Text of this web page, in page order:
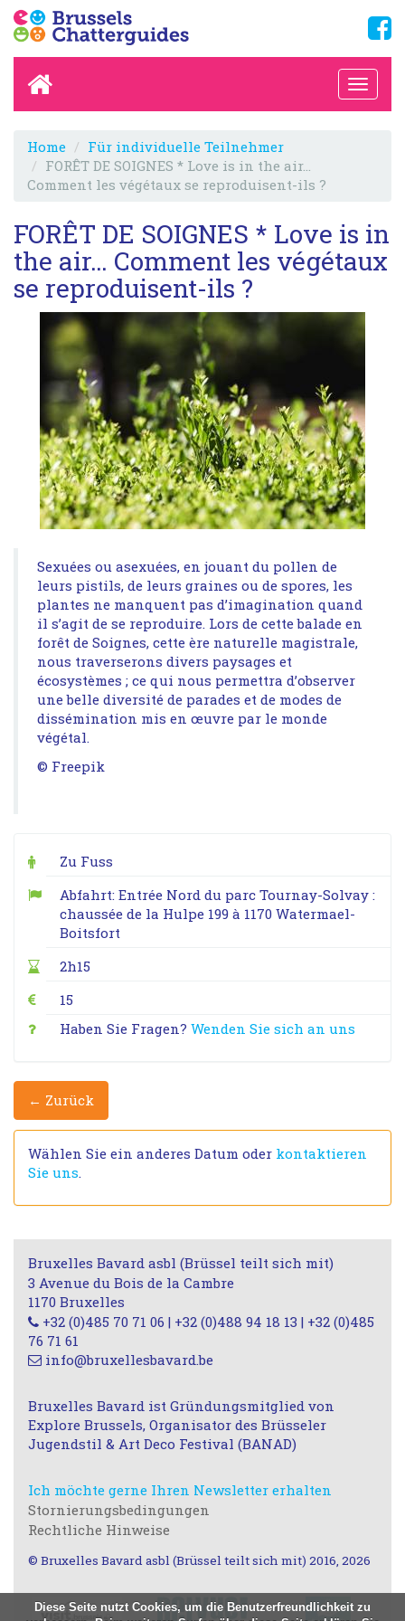
Home
Für individuelle Teilnehmer
FORÊT DE SOIGNES * Love is in the air…
Comment les végétaux se reproduisent-ils ?
FORÊT DE SOIGNES * Love is in
the air… Comment les végétaux
se reproduisent-ils ?
Sexuées ou asexuées, en jouant du pollen de
leurs pistils, de leurs graines ou de spores, les
plantes ne manquent pas d’imagination quand
il s’agit de se reproduire. Lors de cette balade en
forêt de Soignes, cette ère naturelle magistrale,
nous traverserons divers paysages et
écosystèmes ; ce qui nous permettra d’observer
une belle diversité de parades et de modes de
dissémination mis en œuvre par le monde
végétal.
© Freepik
Zu Fuss
Abfahrt: Entrée Nord du parc Tournay-Solvay :
chaussée de la Hulpe 199 à 1170 Watermael-
Boitsfort
2h15
15
Haben Sie Fragen? Wenden Sie sich an uns
← Zurück
Wählen Sie ein anderes Datum oder kontaktieren
Sie uns
Bruxelles Bavard asbl (Brüssel teilt sich mit)
3 Avenue du Bois de la Cambre
1170 Bruxelles
+32 (0)485 70 71 06 | +32 (0)488 94 18 13 | +32 (0)485
76 71 61
info@bruxellesbavard.be
Bruxelles Bavard ist Gründungsmitglied von
Explore Brussels, Organisator des Brüsseler
Jugendstil & Art Deco Festival (BANAD)
Ich möchte gerne Ihren Newsletter erhalten
Stornierungsbedingungen
Rechtliche Hinweise
© Bruxelles Bavard asbl (Brüssel teilt sich mit) 2016, 2026
Diese Seite nutzt Cookies, um die Benutzerfreundlichkeit zu